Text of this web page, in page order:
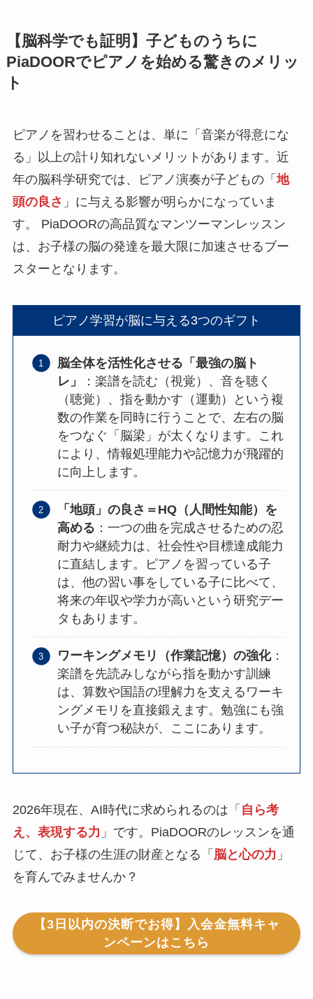
【脳科学でも証明】子どものうちに
PiaDOORでピアノを始める驚きのメリッ
ト
ピアノを習わせることは、単に「音楽が得意にな
る」以上の計り知れないメリットがあります。近
年の脳科学研究では、ピアノ演奏が子どもの「地
頭の良さ 」に与える影響が明らかになっていま
す。 PiaDOORの高品質なマンツーマンレッスン
は、お子様の脳の発達を最大限に加速させるブー
スターとなります。
ピアノ学習が脳に与える3つのギフト
脳全体を活性化させる「最強の脳ト
レ」
：楽譜を読む（視覚）、音を聴く
（聴覚）、指を動かす（運動）という複
数の作業を同時に行うことで、左右の脳
をつなぐ「脳梁」が太くなります。これ
により、情報処理能力や記憶力が飛躍的
に向上します。
「地頭」の良さ＝HQ（人間性知能）を
高める ：一つの曲を完成させるための忍
耐力や継続力は、社会性や目標達成能力
に直結します。ピアノを習っている子
は、他の習い事をしている子に比べて、
将来の年収や学力が高いという研究デー
タもあります。
ワーキングメモリ（作業記憶）の強化：
楽譜を先読みしながら指を動かす訓練
は、算数や国語の理解力を支えるワーキ
ングメモリを直接鍛えます。勉強にも強
い子が育つ秘訣が、ここにあります。
2026年現在、AI時代に求められるのは「 自ら考
え、表現する力 」です。PiaDOORのレッスンを通
じて、お子様の生涯の財産となる「 脳と心の力 」
を育んでみませんか？
【3日以内の決断でお得】入会金無料キャ
ンペーンはこちら